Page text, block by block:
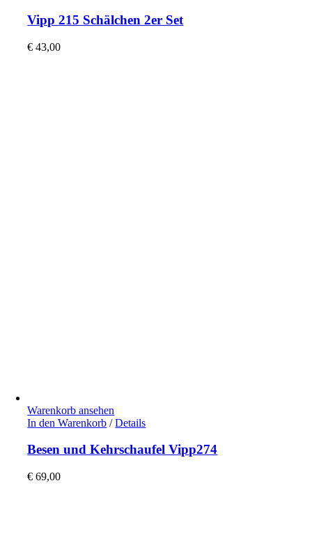
Vipp 215 Schälchen 2er Set
€ 43,00
Warenkorb ansehen
In den Warenkorb / Details
Besen und Kehrschaufel Vipp274
€ 69,00